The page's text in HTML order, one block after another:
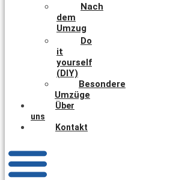
Nach
dem
Umzug
Do
it
yourself
(DIY)
Besondere
Umzüge
Über
uns
Kontakt